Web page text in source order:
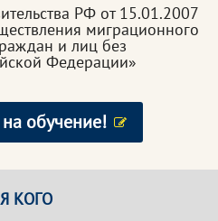
РФ от 15.01.2007
миграционного
и лиц без
Федерации»
на обучение!
КОГО